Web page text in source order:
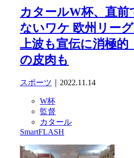
カタールW杯、直前
ないワケ 欧州リー
上波も宣伝に消極的
の皮肉も
スポーツ ｜2022.11.14
W杯
監督
カタール
SmartFLASH